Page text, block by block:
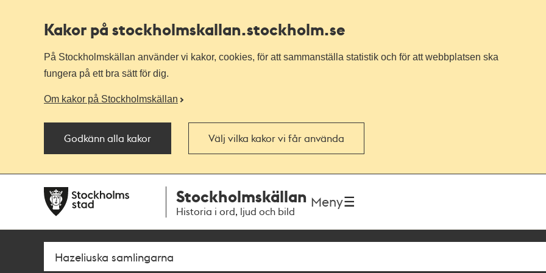
Kakor på stockholmskallan.stockholm.se
På Stockholmskällan använder vi kakor, cookies, för att sammanställa statistik och för att webbplatsen ska
fungera på ett bra sätt för dig.
Om kakor på Stockholmskällan
Godkänn alla kakor Välj vilka kakor vi får använda
navigationen
huvudinnehållet
Stockholmskällan
Historia i ord, ljud och bild
Meny
Sök